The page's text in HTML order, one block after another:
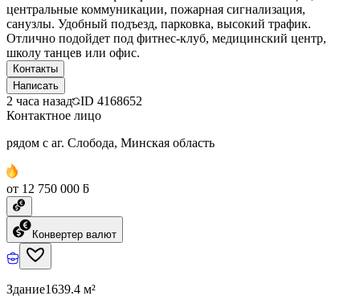
центральные коммуникации, пожарная сигнализация,
санузлы. Удобный подъезд, парковка, высокий трафик.
Отлично подойдет под фитнес-клуб, медицинский центр,
школу танцев или офис.
Контакты
Написать
2 часа назад ID 4168652
Контактное лицо
рядом с аг. Слобода, Минская область
от 12 750 000 ƃ
Конвертер валют
Здание1639.4 м²